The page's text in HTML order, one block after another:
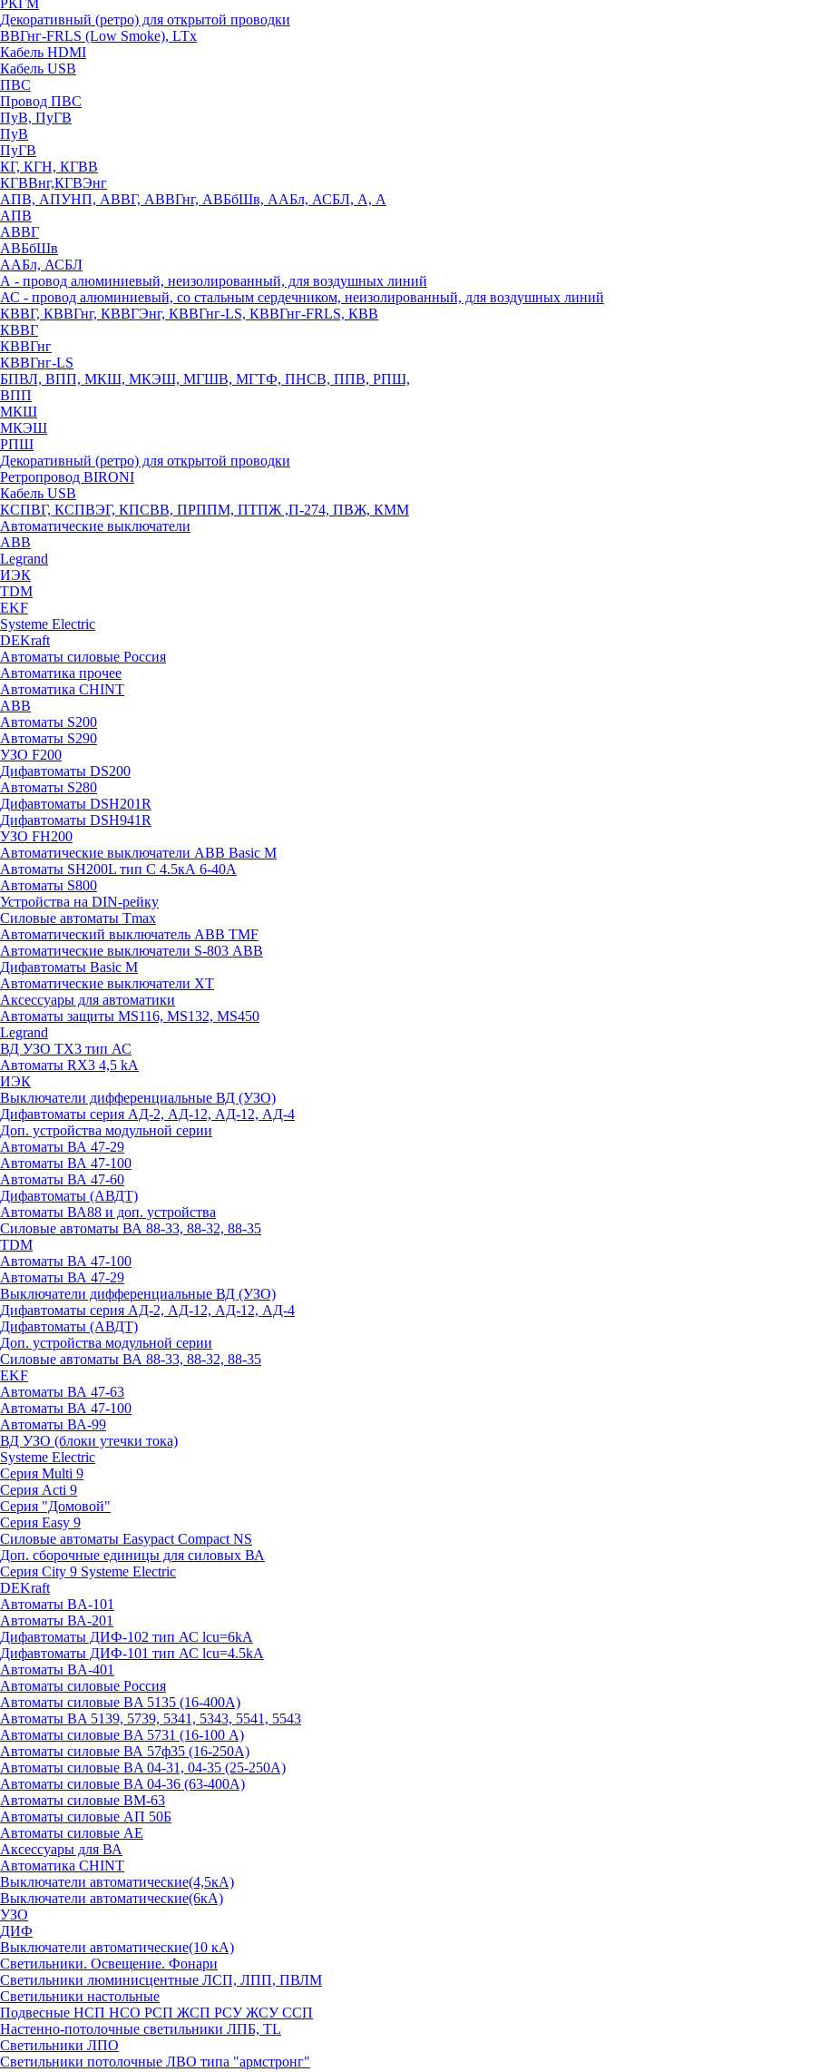
РКГМ
Декоративный (ретро) для открытой проводки
ВВГнг-FRLS (Low Smoke), LTx
Кабель HDMI
Кабель USB
ПВС
Провод ПВС
ПуВ, ПуГВ
ПуВ
ПуГВ
КГ, КГН, КГВВ
КГВВнг,КГВЭнг
АПВ, АПУНП, АВВГ, АВВГнг, АВБбШв, ААБл, АСБЛ, А, А
АПВ
АВВГ
АВБбШв
ААБл, АСБЛ
А - провод алюминиевый, неизолированный, для воздушных линий
АС - провод алюминиевый, со стальным сердечником, неизолированный, для воздушных линий
КВВГ, КВВГнг, КВВГЭнг, КВВГнг-LS, КВВГнг-FRLS, КВВ
КВВГ
КВВГнг
КВВГнг-LS
БПВЛ, ВПП, МКШ, МКЭШ, МГШВ, МГТФ, ПНСВ, ППВ, РПШ,
ВПП
МКШ
МКЭШ
РПШ
Декоративный (ретро) для открытой проводки
Ретропровод BIRONI
Кабель USB
КСПВГ, КСПВЭГ, КПСВВ, ПРППМ, ПТПЖ ,П-274, ПВЖ, КММ
Автоматические выключатели
ABB
Legrand
ИЭК
TDM
EKF
Systeme Electric
DEKraft
Автоматы силовые Россия
Автоматика прочее
Автоматика CHINT
ABB
Автоматы S200
Автоматы S290
УЗО F200
Дифавтоматы DS200
Автоматы S280
Дифавтоматы DSH201R
Дифавтоматы DSH941R
УЗО FH200
Автоматические выключатели ABB Basic M
Автоматы SH200L тип С 4.5кА 6-40А
Автоматы S800
Устройства на DIN-рейку
Силовые автоматы Tmax
Автоматический выключатель ABB TMF
Автоматические выключатели S-803 АВВ
Дифавтоматы Basic M
Автоматические выключатели XT
Аксессуары для автоматики
Автоматы защиты MS116, MS132, MS450
Legrand
ВД УЗО TX3 тип АС
Автоматы RX3 4,5 kA
ИЭК
Выключатели дифференциальные ВД (УЗО)
Дифавтоматы серия АД-2, АД-12, АД-12, АД-4
Доп. устройства модульной серии
Автоматы ВА 47-29
Автоматы ВА 47-100
Автоматы ВА 47-60
Дифавтоматы (АВДТ)
Автоматы ВА88 и доп. устройства
Силовые автоматы ВА 88-33, 88-32, 88-35
TDM
Автоматы ВА 47-100
Автоматы ВА 47-29
Выключатели дифференциальные ВД (УЗО)
Дифавтоматы серия АД-2, АД-12, АД-12, АД-4
Дифавтоматы (АВДТ)
Доп. устройства модульной серии
Силовые автоматы ВА 88-33, 88-32, 88-35
EKF
Автоматы ВА 47-63
Автоматы ВА 47-100
Автоматы ВА-99
ВД УЗО (блоки утечки тока)
Systeme Electric
Серия Multi 9
Серия Acti 9
Серия "Домовой"
Серия Easy 9
Силовые автоматы Easypact Compact NS
Доп. сборочные единицы для силовых ВА
Серия City 9 Systeme Electric
DEKraft
Автоматы BA-101
Автоматы ВА-201
Дифавтоматы ДИФ-102 тип АС lcu=6kA
Дифавтоматы ДИФ-101 тип АС lcu=4.5kA
Автоматы BA-401
Автоматы силовые Россия
Автоматы силовые BA 5135 (16-400А)
Автоматы BA 5139, 5739, 5341, 5343, 5541, 5543
Автоматы силовые BA 5731 (16-100 А)
Автоматы силовые ВА 57ф35 (16-250А)
Автоматы силовые BA 04-31, 04-35 (25-250А)
Автоматы силовые BA 04-36 (63-400А)
Автоматы силовые ВМ-63
Автоматы силовые АП 50Б
Автоматы силовые АЕ
Аксессуары для ВА
Автоматика CHINT
Выключатели автоматические(4,5кА)
Выключатели автоматические(6кА)
УЗО
ДИФ
Выключатели автоматические(10 кА)
Светильники. Освещение. Фонари
Светильники люминисцентные ЛСП, ЛПП, ПВЛМ
Светильники настольные
Подвесные НСП НСО РСП ЖСП РСУ ЖСУ ССП
Настенно-потолочные светильники ЛПБ, TL
Светильники ЛПО
Светильники потолочные ЛВО типа "армстронг"